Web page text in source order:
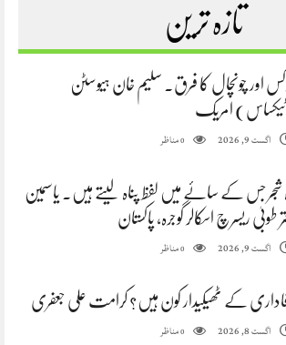
تازہ ترین
اور چونچال کا فرق. سلیم خان ہیوسٹن
امریک
اگست 9, 2026 0مناظر
شجر جس کے سائے میں لفظ پناہ لیتے ہیں. یاسمین
طوبیٰ ریسرچ اسکالر گوجرہ، پاکستان
اگست 9, 2026 0مناظر
کے ٹھیکیدار کون ہیں؟ کرامت علی جعفری
اگست 8, 2026 0مناظر